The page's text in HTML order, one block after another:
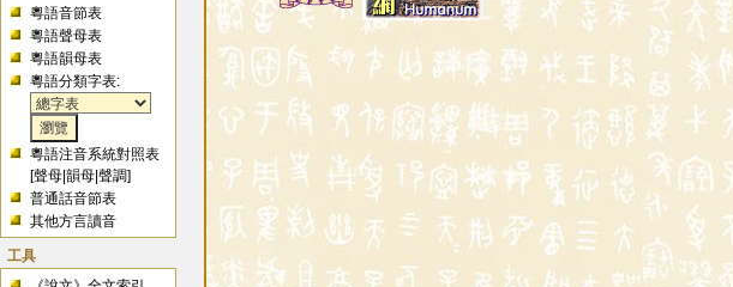
粵語音節表
粵語聲母表
粵語韻母表
粵語分類字表:
粵語注音系統對照表
[聲母 |韻母 |聲調]
普通話音節表
其他方言讀音
工具